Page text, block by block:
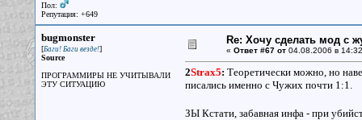
Пол:
Репутация: +649
bugmonster
[Баги! Баги везде!]
Source
ПРОГРАММИРЫ НЕ УЧИТЫВАЛИ
ЭТУ СИТУАЦИЮ
Re: Хочу сделать мод с
« Ответ #67 от04.08.2006 в
2Strax5: Теоретически можно, но
писались именно с Чужих почти 1:1.
ЗЫ Кстати, забавная инфа - при